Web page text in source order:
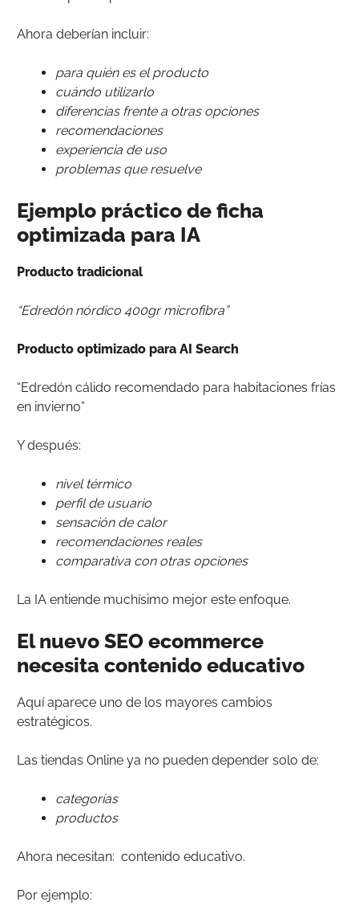
Ahora deberían incluir:
para quién es el producto
cuándo utilizarlo
diferencias frente a otras opciones
recomendaciones
experiencia de uso
problemas que resuelve
Ejemplo práctico de ficha
optimizada para IA
Producto tradicional
“Edredón nórdico 400gr microfibra”
Producto optimizado para AI Search
“Edredón cálido recomendado para habitaciones frías
en invierno”
Y después:
nivel térmico
perfil de usuario
sensación de calor
recomendaciones reales
comparativa con otras opciones
La IA entiende muchísimo mejor este enfoque.
El nuevo SEO ecommerce
necesita contenido educativo
Aquí aparece uno de los mayores cambios
estratégicos.
Las tiendas Online ya no pueden depender solo de:
categorías
productos
Ahora necesitan: contenido educativo.
Por ejemplo: